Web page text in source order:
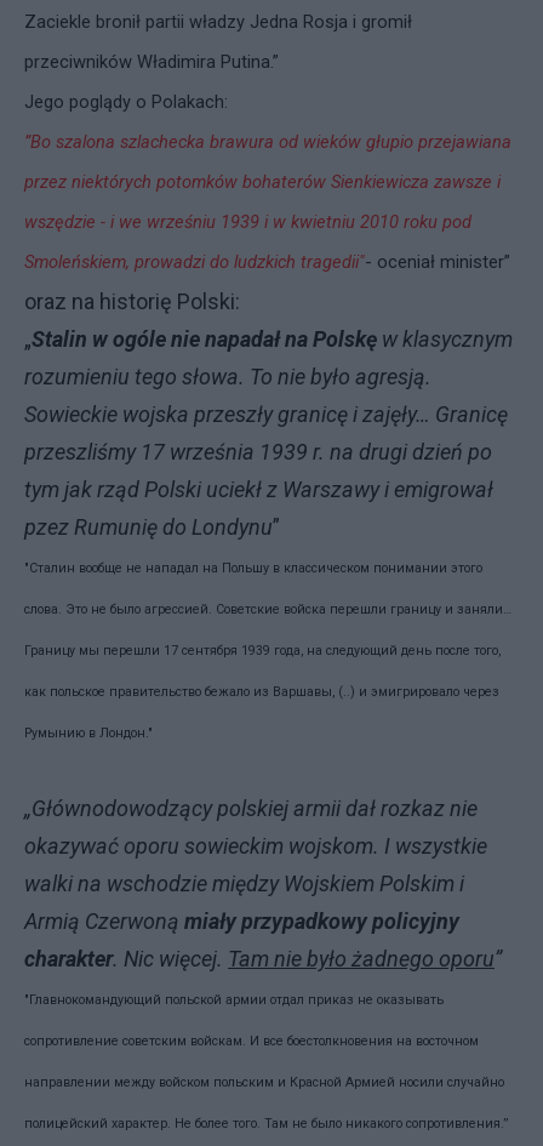
Zaciekle bronił partii władzy Jedna Rosja i gromił
przeciwników Władimira Putina.”
Jego poglądy o Polakach:
”Bo szalona szlachecka brawura od wieków głupio przejawiana
przez niektórych potomków bohaterów Sienkiewicza zawsze i
wszędzie - i we wrześniu 1939 i w kwietniu 2010 roku pod
Smoleńskiem, prowadzi do ludzkich tragedii"- oceniał minister”
oraz na historię Polski:
„Stalin w ogóle nie napadał na Polskę w klasycznym
rozumieniu tego słowa. To nie było agresją.
Sowieckie wojska przeszły granicę i zajęły… Granicę
przeszliśmy 17 września 1939 r. na drugi dzień po
tym jak rząd Polski uciekł z Warszawy i emigrował
pzez Rumunię do Londynu”
"Сталин вообще не нападал на Польшу в классическом понимании этого
слова. Это не было агрессией. Советские войска перешли границу и заняли…
Границу мы перешли 17 сентября 1939 года, на следующий день после того,
как польское правительство бежало из Варшавы, (..) и эмигрировало через
Румынию в Лондон."
„Głównodowodzący polskiej armii dał rozkaz nie
okazywać oporu sowieckim wojskom. I wszystkie
walki na wschodzie między Wojskiem Polskim i
Armią Czerwoną miały przypadkowy policyjny
charakter. Nic więcej. Tam nie było żadnego oporu”
"Главнокомандующий польской армии отдал приказ не оказывать
сопротивление советским войскам. И все боестолкновения на восточном
направлении между войском польским и Красной Армией носили случайно
полицейский характер. Не более того. Там не было никакого сопротивления.”